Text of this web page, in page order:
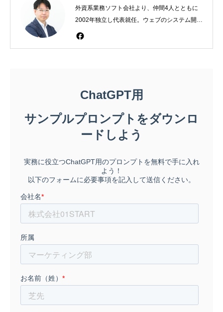
外資系業務ソフト会社より、仲間4人とともに
2002年独立し代表就任。ウェブのシステム開
発、広告代理店を始める。2013年同社を売却。
学等のマーケティング・経営戦略の非常勤講師
ーター、DXアドバイザー、独立行政法人中小
企業基盤整備機構 中小企業アドバイザー、エン
ジェル投資家など